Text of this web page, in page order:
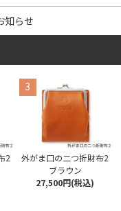
知らせ
2
3
外がま口の二つ折財布2
ブラウン
27,500円(税込)